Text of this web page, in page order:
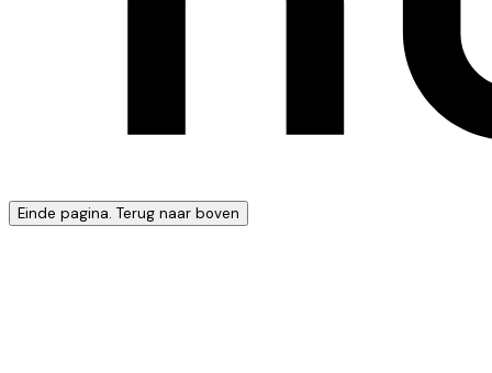
Einde pagina. Terug naar boven